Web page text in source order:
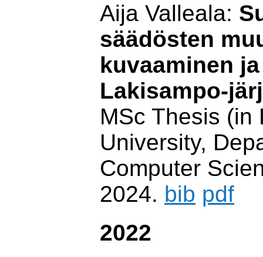
Aija Valleala:
säädösten
kuvaaminen
Lakisampo-
MSc Thesis (in
University,
Computer
2024. bib pdf
2022